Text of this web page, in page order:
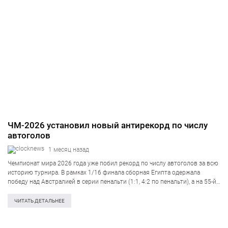
ЧМ-2026 установил новый антирекорд по числу
автоголов
1 месяц назад
Чемпионат мира 2026 года уже побил рекорд по числу автоголов за всю
историю турнира. В рамках 1/16 финала сборная Египта одержала
победу над Австралией в серии пенальти (1:1, 4:2 по пенальти), а на 55-й
ЧИТАТЬ ДЕТАЛЬНЕЕ